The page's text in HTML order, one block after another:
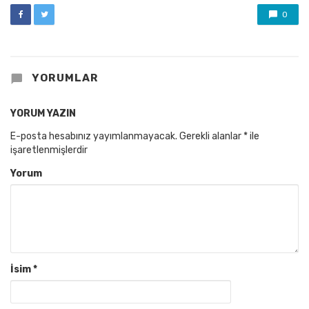
0
YORUMLAR
YORUM YAZIN
E-posta hesabınız yayımlanmayacak. Gerekli alanlar *ile
işaretlenmişlerdir
Yorum
İsim*